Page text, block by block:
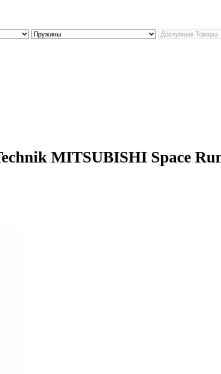
MITSUBISHI Space